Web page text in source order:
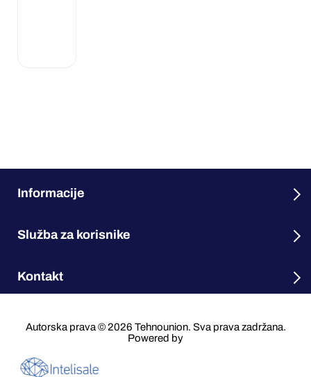
Informacije
Služba za korisnike
Kontakt
Autorska prava © 2026 Tehnounion. Sva prava zadržana.
Powered by